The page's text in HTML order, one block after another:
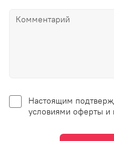
Настоящим
условиями оферты и